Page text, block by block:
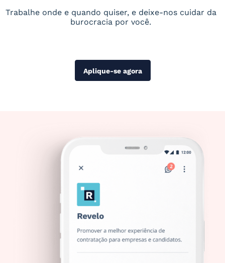
Trabalhe onde e quando quiser, e deixe-nos cuidar da
burocracia por você.
Aplique-se agora